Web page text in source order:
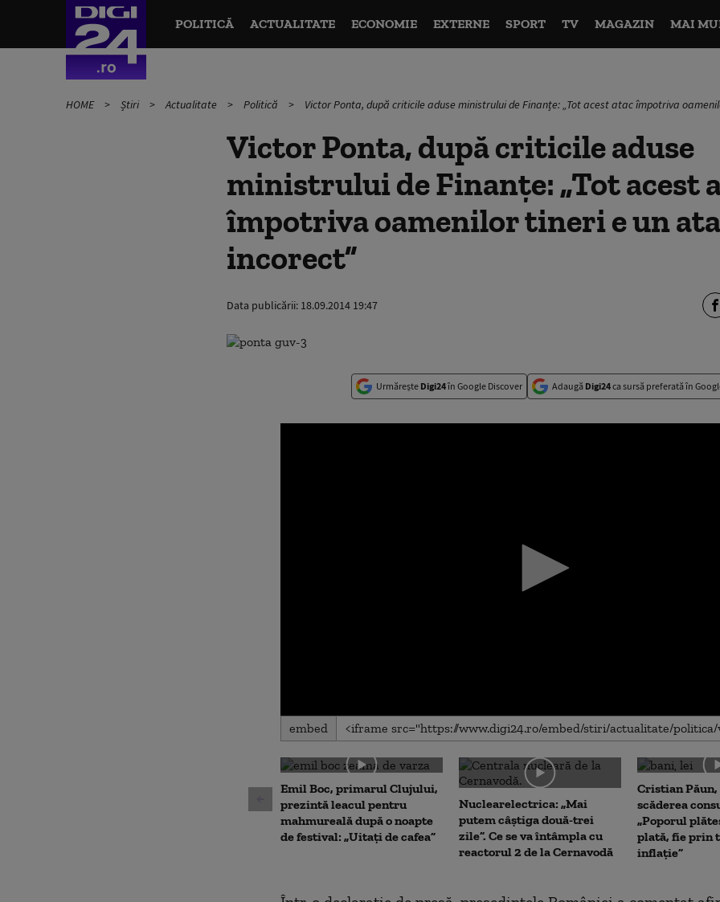
POLITICĂ ACTUALITATE ECONOMIE EXTERNE SPORT TV MAGAZIN MAI
HOME Știri Actualitate Politică Victor Ponta, după criticile aduse ministrului de Finanțe: „Tot acest atac împotriva
Victor Ponta, după criticile aduse
ministrului de Finanțe: „Tot acest
împotriva oamenilor tineri e un
incorect”
Data publicării: 18.09.2014 19:47
Urmărește Digi24în Google Discover Adaugă Digi24ca sursă preferată în
0
seconds
0
secondsVolume
90%
embed
Emil Boc, primarul Clujului,
prezintă leacul pentru
mahmureală după o noapte
de festival: „Uitați de cafea”
Nuclearelectrica: „Mai
putem câștiga două-trei
zile”. Ce se va întâmpla cu
reactorul 2 de la Cernavodă
Cristian
scăderea
„Poporul
plată, fie prin
inflație”